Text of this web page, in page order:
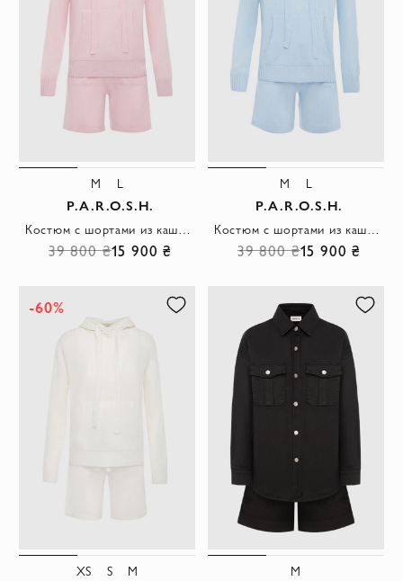
M L
P.A.R.O.S.H.
39 800 ₴15 900 ₴
M L
P.A.R.O.S.H.
39 800 ₴15 900 ₴
-60%
XS S M M